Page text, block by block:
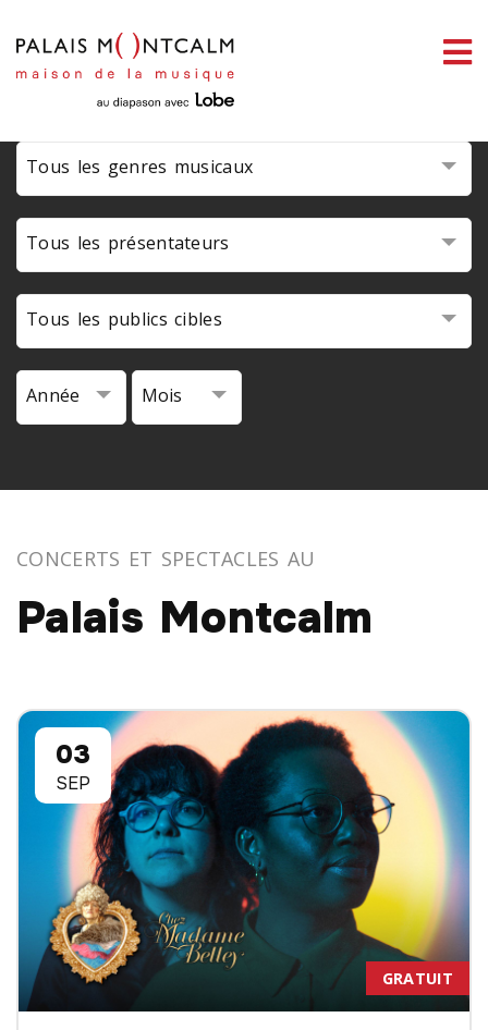
Tous les genres musicaux
Tous les présentateurs
Tous les publics cibles
Année Mois
CONCERTS ET SPECTACLES AU
Palais Montcalm
03
SEP
GRATUIT